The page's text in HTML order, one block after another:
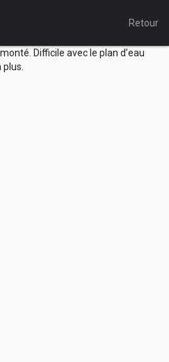
Retour
Difficile avec le plan d’eau